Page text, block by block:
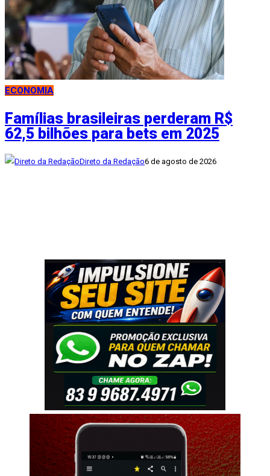
ECONOMIA
Famílias brasileiras perderam R$
62,5 bilhões para bets em 2025
Direto da Redação6 de agosto de 2026